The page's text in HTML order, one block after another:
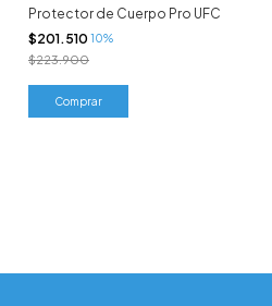
Protector de Cuerpo Pro UFC
$201.510 10%
$223.900